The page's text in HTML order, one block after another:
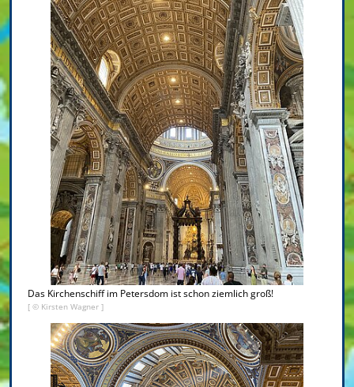
Das Kirchenschiff im Petersdom ist schon ziemlich groß!
[ © Kirsten Wagner ]